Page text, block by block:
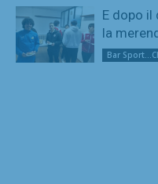
E dopo il
la
Bar